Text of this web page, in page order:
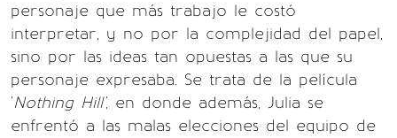
personaje que más trabajo le costó
interpretar, y no por la complejidad del papel,
sino por las ideas tan opuestas a las que su
personaje expresaba. Se trata de la película
'Nothing Hill', en donde además, Julia se
enfrentó a las malas elecciones del equipo de